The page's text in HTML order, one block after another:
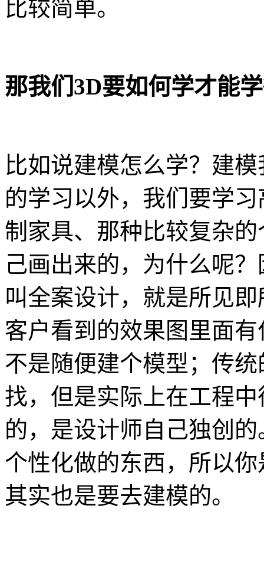
比较简单。
那我们3D要如何学才能
比如说建模怎么学？建
的学习以外，我们要学
制家具、那种比较复杂
己画出来的，为什么呢
叫全案设计，就是所见
客户看到的效果图里面
不是随便建个模型；传
找，但是实际上在工程
的，是设计师自己独创
个性化做的东西，所以
其实也是要去建模的。